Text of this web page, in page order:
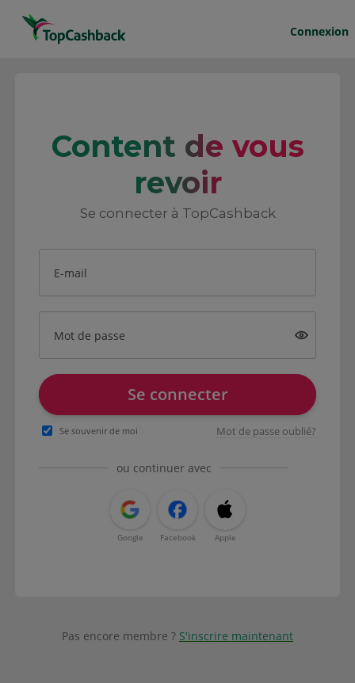
Connexion
Content de vous
revoir
Se connecter à TopCashback
E-mail
Mot de passe
Se connecter
Se souvenir de moi Mot de passe oublié?
ou continuer avec
Google Facebook Apple
Pas encore membre ? S'inscrire maintenant